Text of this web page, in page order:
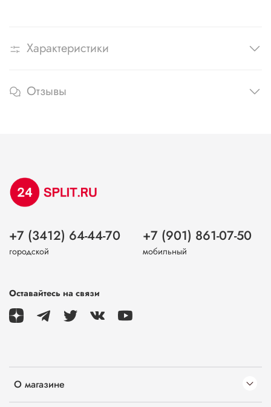
Характеристики
Отзывы
О магазине
+7 (3412) 64-44-70
городской
+7 (901) 861-07-50
мобильный
Оставайтесь на связи